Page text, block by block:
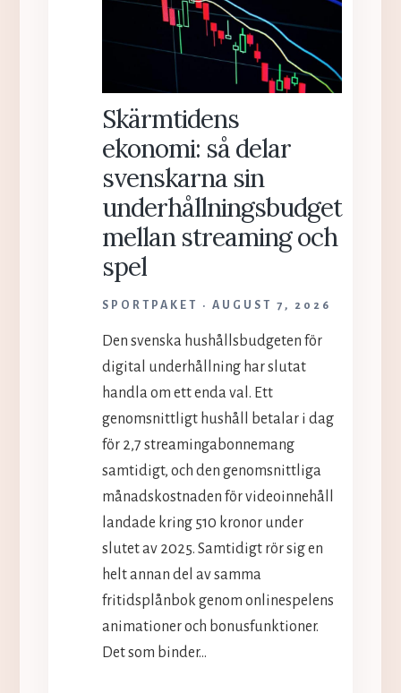
Skärmtidens
ekonomi: så delar
svenskarna sin
underhållningsbudget
mellan streaming och
spel
SPORTPAKET AUGUST 7, 2026
Den svenska hushållsbudgeten för
digital underhållning har slutat
handla om ett enda val. Ett
genomsnittligt hushåll betalar i dag
för 2,7 streamingabonnemang
samtidigt, och den genomsnittliga
månadskostnaden för videoinnehåll
landade kring 510 kronor under
slutet av 2025. Samtidigt rör sig en
helt annan del av samma
fritidsplånbok genom onlinespelens
animationer och bonusfunktioner.
Det som binder…